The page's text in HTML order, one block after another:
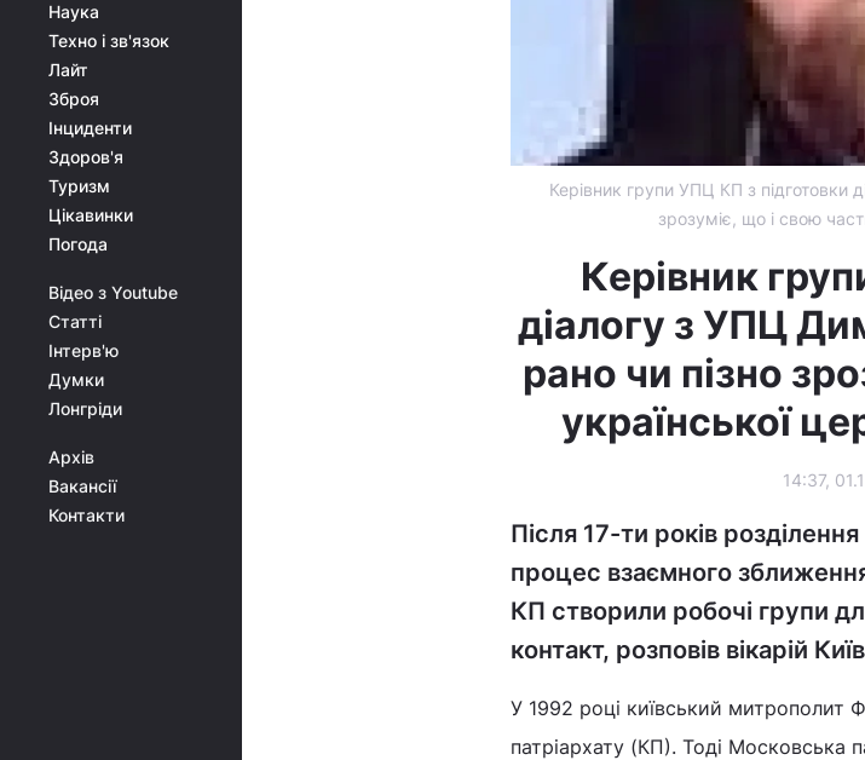
Наука
Техно і зв'язок
Лайт
Зброя
Інциденти
Здоров'я
Туризм
Цікавинки
Погода
Відео з Youtube
Статті
Інтерв'ю
Думки
Лонгріди
Архів
Вакансії
Контакти
Керівник групи УПЦ КП з
зрозуміє, що і свою
Керівник
діалогу з УПЦ
рано чи пізно
української
14:37,
Після 17-ти років
процес взаємного
КП створили робочі групи
контакт, розповів вікарій
У 1992 році київський митрополит
патріархату (КП). Тоді Московська